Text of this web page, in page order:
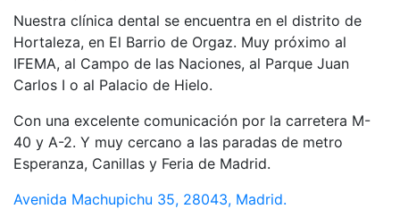
Nuestra clínica dental se encuentra en el distrito de
Hortaleza, en El Barrio de Orgaz. Muy próximo al
IFEMA, al Campo de las Naciones, al Parque Juan
Carlos I o al Palacio de Hielo.
Con una excelente comunicación por la carretera M-
40 y A-2. Y muy cercano a las paradas de metro
Esperanza, Canillas y Feria de Madrid.
Avenida Machupichu 35, 28043, Madrid.